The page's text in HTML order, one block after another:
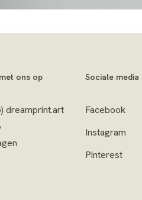
ons op
dreamprint.art
Sociale media
Facebook
Instagram
Pinterest